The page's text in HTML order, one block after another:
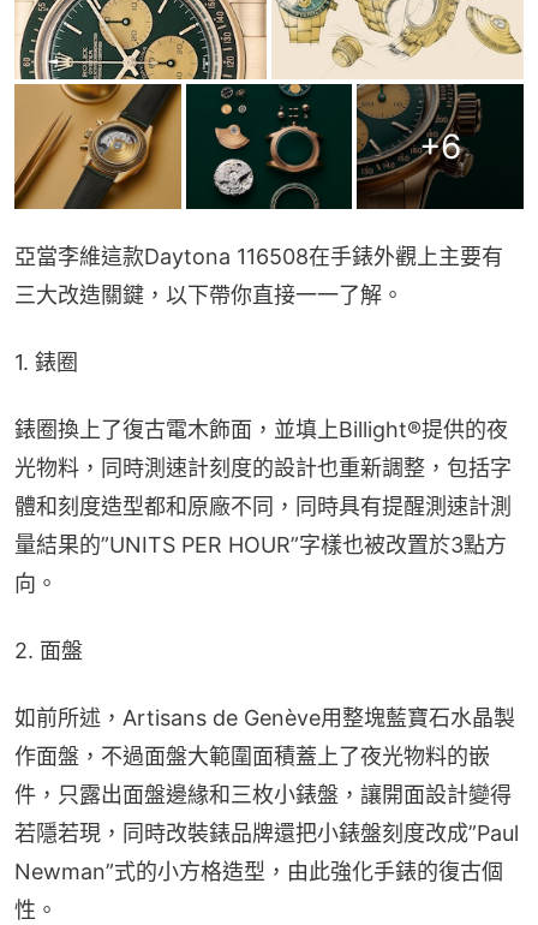
+6
亞當李維這款Daytona 116508在手錶外觀上主要有
三大改造關鍵，以下帶你直接一一了解。
1. 錶圈
錶圈換上了復古電木飾面，並填上Billight®提供的夜
光物料，同時測速計刻度的設計也重新調整，包括字
體和刻度造型都和原廠不同，同時具有提醒測速計測
量結果的”UNITS PER HOUR”字樣也被改置於3點方
向。
2. 面盤
如前所述，Artisans de Genève用整塊藍寶石水晶製
作面盤，不過面盤大範圍面積蓋上了夜光物料的嵌
件，只露出面盤邊緣和三枚小錶盤，讓開面設計變得
若隱若現，同時改裝錶品牌還把小錶盤刻度改成”Paul
Newman”式的小方格造型，由此強化手錶的復古個
性。